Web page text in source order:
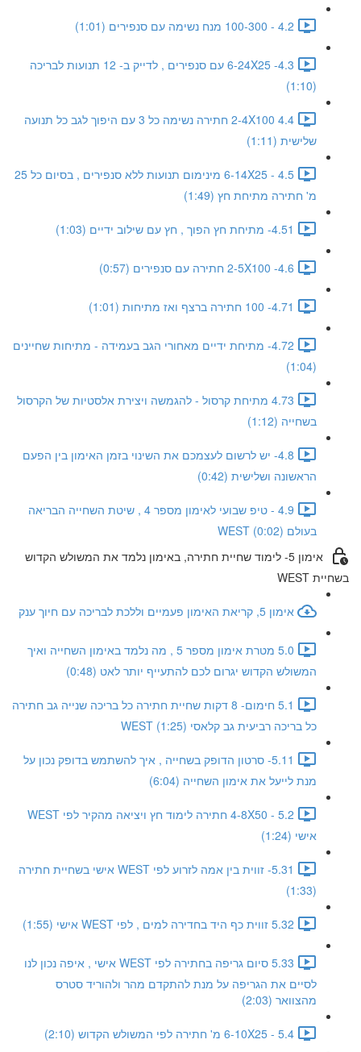
4.2 - 100-300 מנח נשימה עם סנפירים (1:01)
4.3- 6-24X25 עם סנפירים , לדייק ב- 12 תנועות לבריכה
(1:10)
4.4 2-4X100 חתירה נשימה כל 3 עם היפוך לגב כל תנועה
שלישית (1:11)
4.5 - 6-14X25 מינימום תנועות ללא סנפירים , בסיום כל 25
מ' חתירה מתיחת חץ (1:49)
4.51- מתיחת חץ הפוך , חץ עם שילוב ידיים (1:03)
4.6- 2-5X100 חתירה עם סנפירים (0:57)
4.71- 100 חתירה ברצף ואז מתיחות (1:01)
4.72- מתיחת ידיים מאחורי הגב בעמידה - מתיחות שחיינים
(1:04)
4.73 מתיחת קרסול - להגמשה ויצירת אלסטיות של הקרסול
בשחייה (1:12)
4.8- יש לרשום לעצמכם את השינוי בזמן האימון בין הפעם
הראשונה ושלישית (0:42)
4.9 - טיפ שבועי לאימון מספר 4 , שיטת השחייה הבריאה
בעולם WEST (0:02)
אימון 5- לימוד שחיית חתירה, באימון נלמד את המשולש הקדוש
בשחיית WEST
אימון 5, קריאת האימון פעמיים וללכת לבריכה עם חיוך ענק
5.0 מטרת אימון מספר 5 , מה נלמד באימון השחייה ואיך
המשולש הקדוש יגרום לכם להתעייף יותר לאט (0:48)
5.1 חימום- 8 דקות שחיית חתירה כל בריכה שנייה גב חתירה
כל בריכה רביעית גב קלאסי WEST (1:25)
5.11- סרטון הדופק בשחייה , איך להשתמש בדופק נכון על
מנת לייעל את אימון השחייה (6:04)
5.2 - 4-8X50 חתירה לימוד חץ ויציאה מהקיר לפי WEST
אישי (1:24)
5.31- זווית בין אמה לזרוע לפי WEST אישי בשחיית חתירה
(1:33)
5.32 זווית כף היד בחדירה למים , לפי WEST אישי (1:55)
5.33 סיום גריפה בחתירה לפי WEST אישי , איפה נכון לנו
לסיים את הגריפה על מנת להתקדם מהר ולהוריד סטרס
מהצוואר (2:03)
5.4 - 6-10X25 מ' חתירה לפי המשולש הקדוש (2:10)